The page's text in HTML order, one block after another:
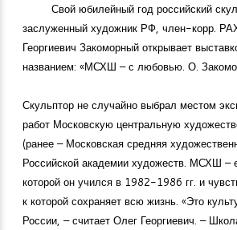
Свой юбилейный год российский
заслуженный художник РФ, член-корр.
Георгиевич Закоморный открывает
названием: «МСХШ – с любовью. О.
Скульптор не случайно выбрал местом
работ Московскую центральную
(ранее – Московская средняя
Российской академии художеств. МСХШ –
которой он учился в 1982-1986 гг. и
к которой сохраняет всю жизнь. «Это
России, – считает Олег Георгиевич. –